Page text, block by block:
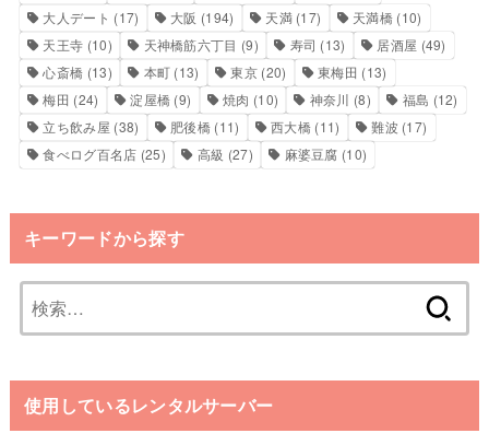
大人デート (17) 大阪 (194) 天満(17) 天満橋(10)
天王寺 (10) 天神橋筋六丁目 (9) 寿司 (13) 居酒屋 (49)
心斎橋 (13) 本町 (13) 東京(20) 東梅田 (13)
梅田 (24) 淀屋橋 (9) 焼肉 (10) 神奈川 (8) 福島 (12)
立ち飲み屋 (38) 肥後橋 (11) 西大橋 (11) 難波 (17)
食べログ百名店 (25) 高級 (27) 麻婆豆腐 (10)
キーワードから探す
索:
使用しているレンタルサーバー